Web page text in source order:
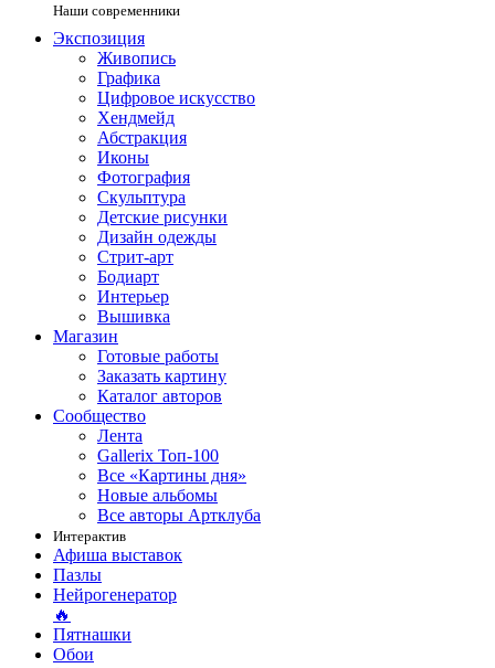
Наши современники
Экспозиция
Живопись
Графика
Цифровое искусство
Хендмейд
Абстракция
Иконы
Фотография
Скульптура
Детские рисунки
Дизайн одежды
Стрит-арт
Бодиарт
Интерьер
Вышивка
Магазин
Готовые работы
Заказать картину
Каталог авторов
Сообщество
Лента
Gallerix Топ-100
Все «Картины дня»
Новые альбомы
Все авторы Артклуба
Интерактив
Афиша выставок
Пазлы
Нейрогенератор
🔥
Пятнашки
Обои